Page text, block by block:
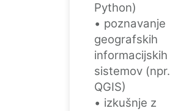
Python)
• poznavanje
geografskih
informacijskih
sistemov (npr.
QGIS)
• izkušnje z